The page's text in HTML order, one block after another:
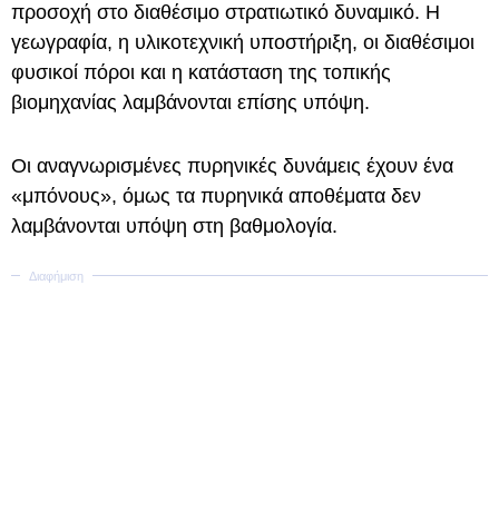
προσοχή στο διαθέσιμο στρατιωτικό δυναμικό. Η
γεωγραφία, η υλικοτεχνική υποστήριξη, οι διαθέσιμοι
φυσικοί πόροι και η κατάσταση της τοπικής
βιομηχανίας λαμβάνονται επίσης υπόψη.
Οι αναγνωρισμένες πυρηνικές δυνάμεις έχουν ένα
«μπόνους», όμως τα πυρηνικά αποθέματα δεν
λαμβάνονται υπόψη στη βαθμολογία.